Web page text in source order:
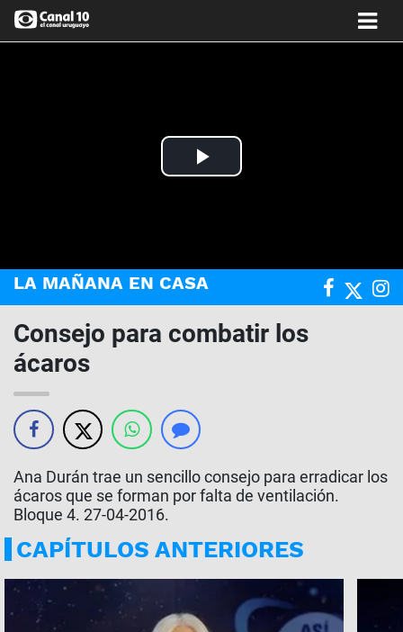
Play
LA MAÑANA EN CASA
Consejo para combatir los
ácaros
Ana Durán trae un sencillo consejo para erradicar los
ácaros que se forman por falta de ventilación.
Bloque 4. 27-04-2016.
CAPÍTULOS ANTERIORES